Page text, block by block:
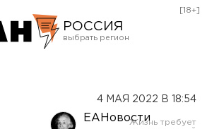
РОССИЯ
[18+]
4 МАЯ 2022 В 18:54
ЕАНовости